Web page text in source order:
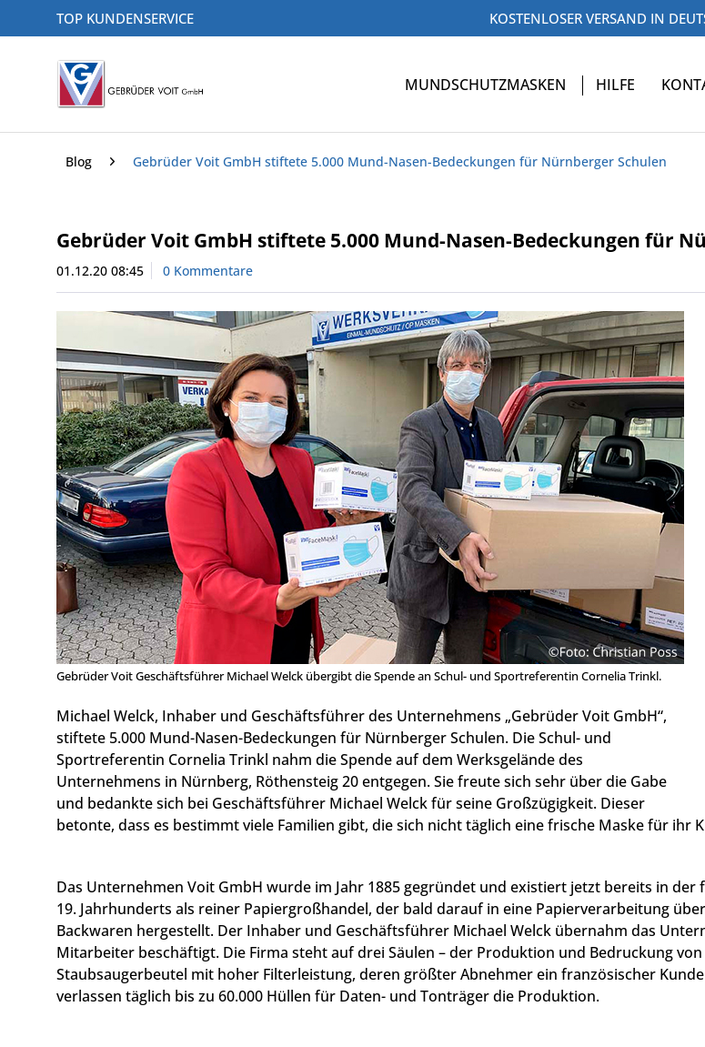
TOP KUNDENSERVICE KOSTENLOSER VERSAND IN
MUNDSCHUTZMASKEN HILFE
Blog Gebrüder Voit GmbH stiftete 5.000 Mund-Nasen-Bedeckungen für Nürnberger Schulen
Gebrüder Voit GmbH stiftete 5.000 Mund-Nasen-Bedeckungen für
01.12.20 08:45 0 Kommentare
Gebrüder Voit Geschäftsführer Michael Welck übergibt die Spende an Schul- und Sportreferentin Cornelia Trinkl.
Michael Welck, Inhaber und Geschäftsführer des Unternehmens „Gebrüder Voit GmbH“,
stiftete 5.000 Mund-Nasen-Bedeckungen für Nürnberger Schulen. Die Schul- und
Sportreferentin Cornelia Trinkl nahm die Spende auf dem Werksgelände des
Unternehmens in Nürnberg, Röthensteig 20 entgegen. Sie freute sich sehr über die Gabe
und bedankte sich bei Geschäftsführer Michael Welck für seine Großzügigkeit. Dieser
betonte, dass es bestimmt viele Familien gibt, die sich nicht täglich eine frische Maske für ihr
Das Unternehmen Voit GmbH wurde im Jahr 1885 gegründet und existiert jetzt bereits in
19. Jahrhunderts als reiner Papiergroßhandel, der bald darauf in eine Papierverarbeitung
Backwaren hergestellt. Der Inhaber und Geschäftsführer Michael Welck übernahm das
Mitarbeiter beschäftigt. Die Firma steht auf drei Säulen – der Produktion und Bedruckung
Staubsaugerbeutel mit hoher Filterleistung, deren größter Abnehmer ein französischer
verlassen täglich bis zu 60.000 Hüllen für Daten- und Tonträger die Produktion.